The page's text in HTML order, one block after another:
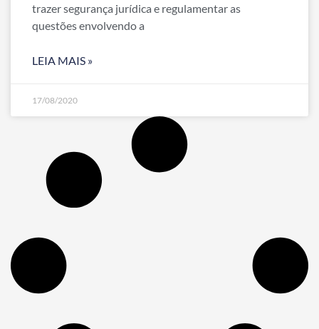
trazer segurança jurídica e regulamentar as
questões envolvendo a
LEIA MAIS »
17/08/2020